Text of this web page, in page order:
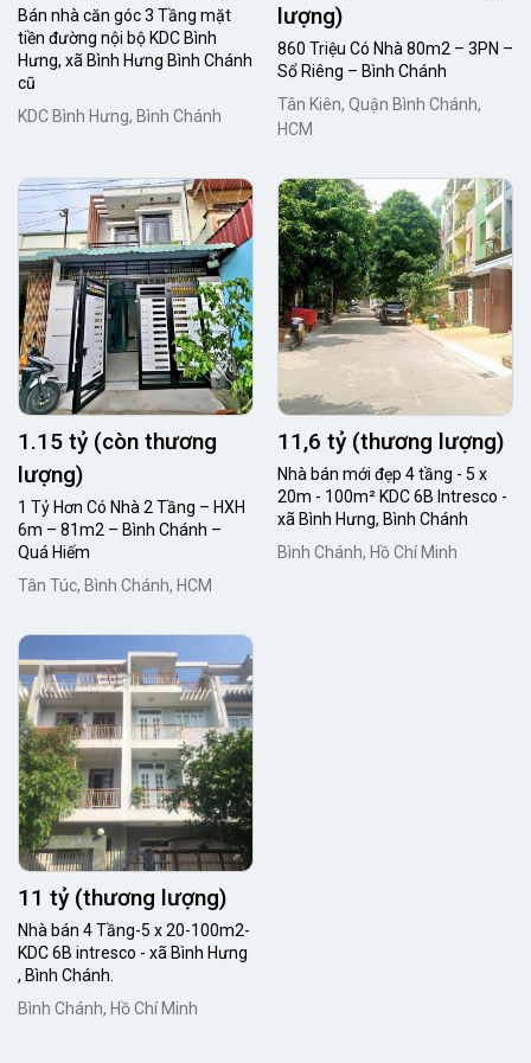
Bán nhà căn góc 3 Tầng mặt
tiền đường nội bộ KDC Bình
Hưng, xã Bình Hưng Bình Chánh
cũ
KDC Bình Hưng, Bình Chánh
lượng)
860 Triệu Có Nhà 80m2 – 3PN –
Sổ Riêng – Bình Chánh
Tân Kiên, Quận Bình Chánh,
HCM
1.15 tỷ (còn thương
lượng)
1 Tỷ Hơn Có Nhà 2 Tầng – HXH
6m – 81m2 – Bình Chánh –
Quá Hiếm
Tân Túc, Bình Chánh, HCM
11,6 tỷ (thương lượng)
Nhà bán mới đẹp 4 tầng - 5 x
20m - 100m² KDC 6B Intresco -
xã Bình Hưng, Bình Chánh
Bình Chánh, Hồ Chí Minh
11 tỷ (thương lượng)
Nhà bán 4 Tầng-5 x 20-100m2-
KDC 6B intresco - xã Bình Hưng
, Bình Chánh.
Bình Chánh, Hồ Chí Minh